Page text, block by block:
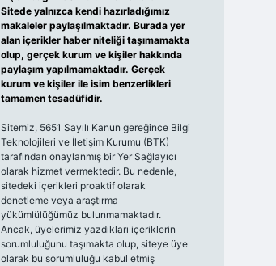
Sitede yalnızca kendi hazırladığımız
makaleler paylaşılmaktadır. Burada yer
alan içerikler haber niteliği taşımamakta
olup, gerçek kurum ve kişiler hakkında
paylaşım yapılmamaktadır. Gerçek
kurum ve kişiler ile isim benzerlikleri
tamamen tesadüfidir.
Sitemiz, 5651 Sayılı Kanun gereğince Bilgi
Teknolojileri ve İletişim Kurumu (BTK)
tarafından onaylanmış bir Yer Sağlayıcı
olarak hizmet vermektedir. Bu nedenle,
sitedeki içerikleri proaktif olarak
denetleme veya araştırma
yükümlülüğümüz bulunmamaktadır.
Ancak, üyelerimiz yazdıkları içeriklerin
sorumluluğunu taşımakta olup, siteye üye
olarak bu sorumluluğu kabul etmiş